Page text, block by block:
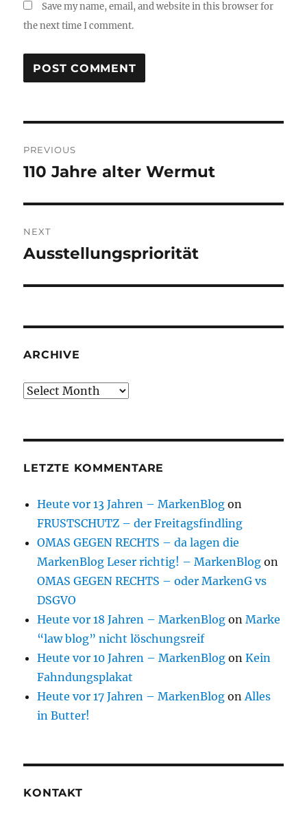
Save my name, email, and website in this browser for
the next time I comment.
navigation
PREVIOUS
Previous
110 Jahre alter Wermut
NEXT
Next
Ausstellungspriorität
ARCHIVE
Archive
LETZTE KOMMENTARE
Heute vor 13 Jahren – MarkenBlog on
FRUSTSCHUTZ – der Freitagsfindling
OMAS GEGEN RECHTS – da lagen die
MarkenBlog Leser richtig! – MarkenBlog on
OMAS GEGEN RECHTS – oder MarkenG vs
DSGVO
Heute vor 18 Jahren – MarkenBlog onMarke
“law blog” nicht löschungsreif
Heute vor 10 Jahren – MarkenBlog onKein
Fahndungsplakat
Heute vor 17 Jahren – MarkenBlog onAlles
in Butter!
KONTAKT